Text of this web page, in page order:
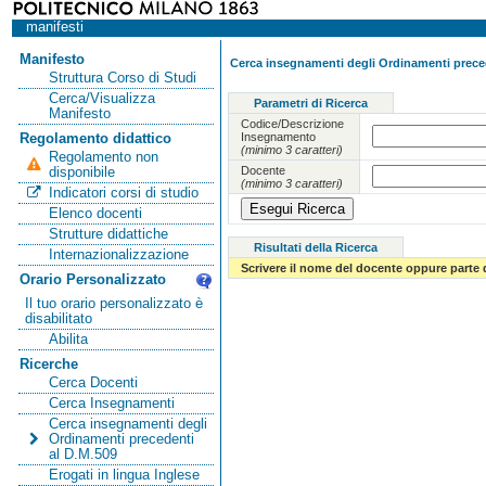
manifesti
Manifesto
Struttura Corso di Studi
Cerca/Visualizza
Manifesto
Regolamento didattico
Regolamento non
disponibile
Indicatori corsi di studio
Elenco docenti
Strutture didattiche
Internazionalizzazione
Orario Personalizzato
Il tuo orario personalizzato è
disabilitato
Abilita
Ricerche
Cerca Docenti
Cerca Insegnamenti
Cerca insegnamenti degli
Ordinamenti precedenti
al D.M.509
Erogati in lingua Inglese
Cerca insegnamenti degli Ordinamenti
Parametri di Ricerca
Codice/Descrizione
Insegnamento
(minimo 3 caratteri)
Docente
(minimo 3 caratteri)
Risultati della Ricerca
Scrivere il nome del docente oppure